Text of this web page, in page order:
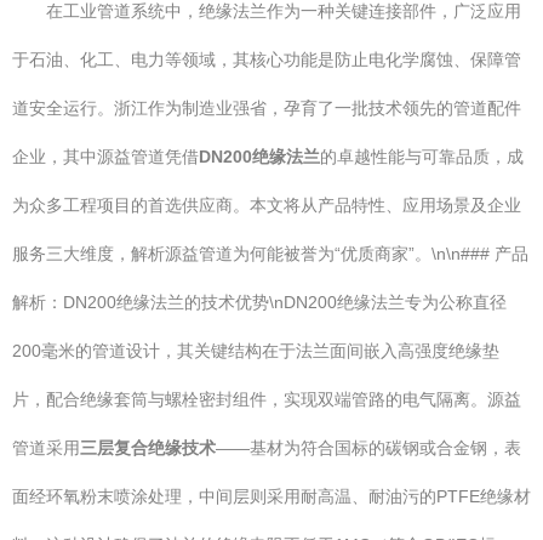
在工业管道系统中，绝缘法兰作为一种关键连接部件，广泛应用
于石油、化工、电力等领域，其核心功能是防止电化学腐蚀、保障管
道安全运行。浙江作为制造业强省，孕育了一批技术领先的管道配件
企业，其中源益管道凭借DN200绝缘法兰的卓越性能与可靠品质，成
为众多工程项目的首选供应商。本文将从产品特性、应用场景及企业
服务三大维度，解析源益管道为何能被誉为“优质商家”。\n\n### 产品
解析：DN200绝缘法兰的技术优势\nDN200绝缘法兰专为公称直径
200毫米的管道设计，其关键结构在于法兰面间嵌入高强度绝缘垫
片，配合绝缘套筒与螺栓密封组件，实现双端管路的电气隔离。源益
管道采用三层复合绝缘技术——基材为符合国标的碳钢或合金钢，表
面经环氧粉末喷涂处理，中间层则采用耐高温、耐油污的PTFE绝缘材